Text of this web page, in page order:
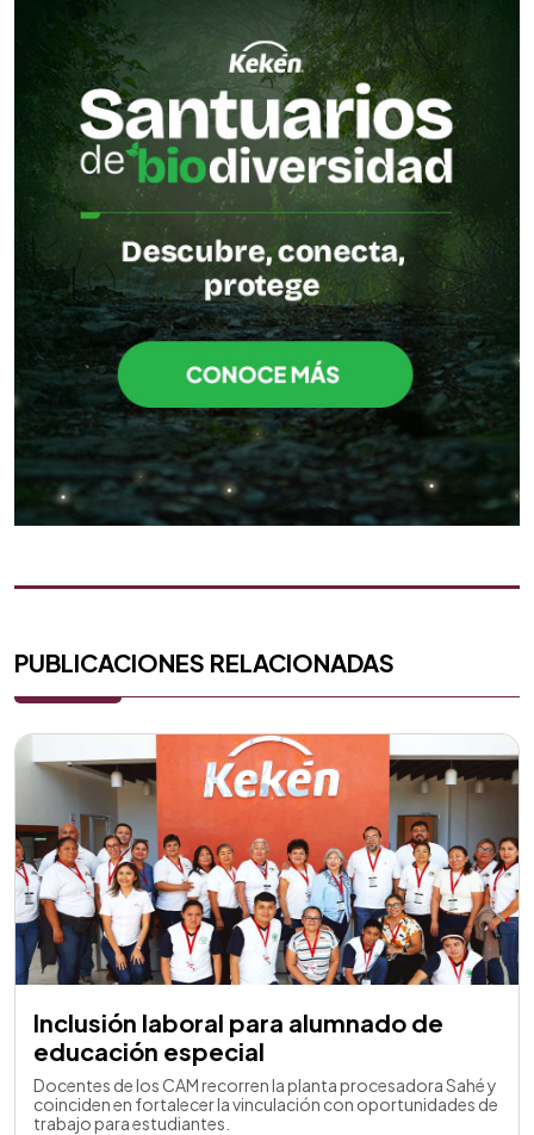
PUBLICACIONES RELACIONADAS
Inclusión laboral para alumnado de
educación especial
Docentes de los CAM recorren la planta procesadora Sahé y
coinciden en fortalecer la vinculación con oportunidades de
trabajo para estudiantes.